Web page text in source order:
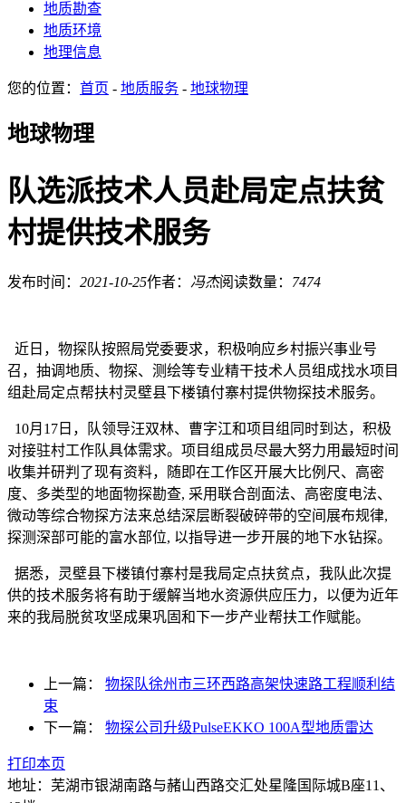
地质勘查
地质环境
地理信息
您的位置： 首页 - 地质服务 - 地球物理
地球物理
队选派技术人员赴局定点扶贫
村提供技术服务
发布时间： 2021-10-25作者： 冯杰阅读数量： 7474
近日，物探队按照局党委要求，积极响应乡村振兴事业号
召，抽调地质、物探、测绘等专业精干技术人员组成找水项目
组赴局定点帮扶村灵壁县下楼镇付寨村提供物探技术服务。
10月17日，队领导汪双林、曹字江和项目组同时到达，积极
对接驻村工作队具体需求。项目组成员尽最大努力用最短时间
收集并研判了现有资料，随即在工作区开展大比例尺、高密
度、多类型的地面物探勘查, 采用联合剖面法、高密度电法、
微动等综合物探方法来总结深层断裂破碎带的空间展布规律,
探测深部可能的富水部位, 以指导进一步开展的地下水钻探。
据悉，灵壁县下楼镇付寨村是我局定点扶贫点，我队此次提
供的技术服务将有助于缓解当地水资源供应压力，以便为近年
来的我局脱贫攻坚成果巩固和下一步产业帮扶工作赋能。
上一篇：
物探队徐州市三环西路高架快速路工程顺利结
束
下一篇：
物探公司升级PulseEKKO 100A型地质雷达
打印本页
地址：芜湖市银湖南路与赭山西路交汇处星隆国际城B座11、